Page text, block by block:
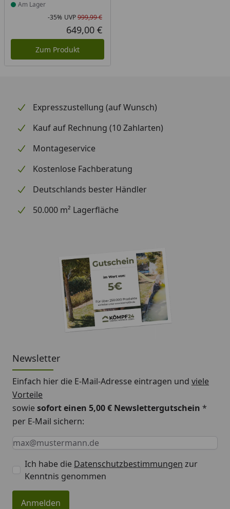
Am Lager
Rabatt in Prozent
-35%
Ursprünglicher Preis
UVP999,99 €
Aktueller Preis
649,00 €
Zum Produkt
Expresszustellung (auf Wunsch)
Kauf auf Rechnung (10 Zahlarten)
Montageservice
Kostenlose Fachberatung
Deutschlands bester Händler
50.000 m² Lagerfläche
Newsletter
Einfach hier die E-Mail-Adresse eintragen und viele
Vorteile
sowiesofort einen 5,00 € Newslettergutschein *
per E-Mail sichern:
Keine Eingabe erforderlich
Eingabe erforderlich
E-Mail *
Ich habe die Datenschutzbestimmungen zur
Kenntnis genommen
Anmelden